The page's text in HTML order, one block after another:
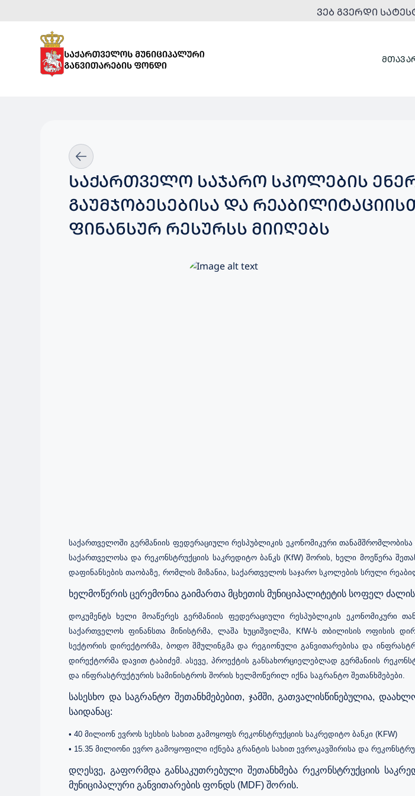
ᲕᲔᲑ ᲒᲕᲔᲠᲓᲘ
ᲡᲐᲥᲐᲠᲗᲕᲔᲚᲝ ᲡᲐᲯᲐᲠᲝ ᲡᲙᲝᲚᲔᲑᲘᲡ
ᲒᲐᲣᲛᲯᲝᲑᲔᲡᲔᲑᲘᲡᲐ ᲓᲐ
ᲤᲘᲜᲐᲜᲡᲣᲠ ᲠᲔᲡᲣᲠᲡᲡ ᲛᲘᲘᲦᲔᲑᲡ
საქართველოში გერმანიის ფედერაციული რესპუბლიკის ეკონომიკური
საქართველოსა და რეკონსტრუქციის საკრედიტო ბანკს (KfW) შორის, ხელი მოეწერა
დაფინანსების თაობაზე, რომლის მიზანია, საქართველოს საჯარო სკოლების სრული
ხელმოწერის ცერემონია გაიმართა მცხეთის მუნიციპალიტეტის სოფელ
დოკუმენტს ხელი მოაწერეს გერმანიის ფედერაციული რესპუბლიკის ეკონომიკური
საქართველოს ფინანსთა მინისტრმა, ლაშა ხუციშვილმა, KfW-ს თბილისის ოფისის
სექტორის დირექტორმა, ბოდო შმულინგმა და რეგიონული განვითარებისა და
დირექტორმა დავით ტაბიძემ. ასევე, პროექტის განსახორციელებლად გერმანიის
და ინფრასტრუქტურის სამინისტროს შორის ხელმოწერილ იქნა საგრანტო შეთანხმებები.
სასესხო და საგრანტო შეთანხმებებით, ჯამში, გათვალისწინებულია,
საიდანაც:
• 40 მილიონ ევროს სესხის სახით გამოყოფს რეკონსტრუქციის საკრედიტო ბანკი (KFW)
• 15.35 მილიონი ევრო გამოყოფილი იქნება გრანტის სახით ევროკავშირისა და
დღესვე, გაფორმდა განსაკუთრებული შეთანხმება რეკონსტრუქციის
მუნიციპალური განვითარების ფონდს (MDF) შორის.